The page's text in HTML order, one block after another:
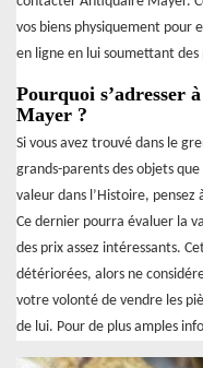
vos biens physiquement pour
en ligne en lui soumettant des
Pourquoi s’adresser
Mayer ?
Si vous avez trouvé dans le
grands-parents des objets
valeur dans l’Histoire,
Ce dernier pourra évaluer la
des prix assez intéressants.
détériorées, alors ne
votre volonté de vendre les
de lui. Pour de plus amples